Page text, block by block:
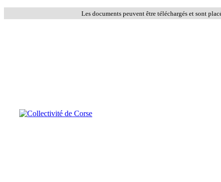
Les documents peuvent être téléchargés et sont